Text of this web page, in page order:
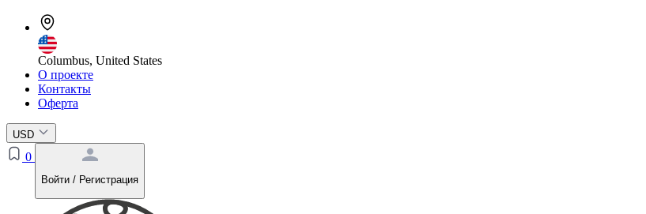
Columbus, United States
О проекте
Контакты
Оферта
USD
0
Войти / Регистрация